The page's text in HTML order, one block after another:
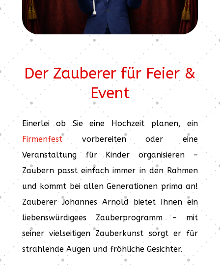
Der Zauberer für Feier &
Event
Einerlei ob Sie eine Hochzeit planen, ein
Firmenfestvorbereiten oder eine
Veranstaltung für Kinder organisieren –
Zaubern passt einfach immer in den Rahmen
und kommt bei allen Generationen prima an!
Zauberer Johannes Arnold bietet Ihnen ein
liebenswürdigees Zauberprogramm – mit
seiner vielseitigen Zauberkunst sorgt er für
strahlende Augen und fröhliche Gesichter.